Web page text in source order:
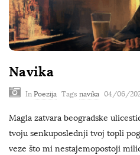
Navika
In Poezija Tags navika 04/06/
Magla zatvara beogradske
tvoju senkuposlednji tvoj topli
veze što mi nestajemopostoji